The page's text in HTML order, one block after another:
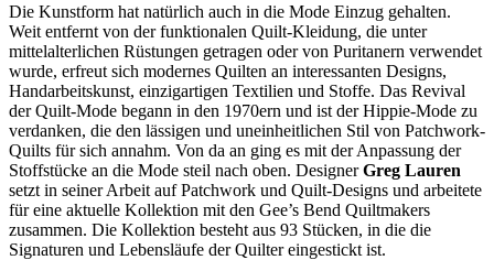
Die Kunstform hat natürlich auch in die Mode Einzug gehalten.
Weit entfernt von der funktionalen Quilt-Kleidung, die unter
mittelalterlichen Rüstungen getragen oder von Puritanern verwendet
wurde, erfreut sich modernes Quilten an interessanten Designs,
Handarbeitskunst, einzigartigen Textilien und Stoffe. Das Revival
der Quilt-Mode begann in den 1970ern und ist der Hippie-Mode zu
verdanken, die den lässigen und uneinheitlichen Stil von Patchwork-
Quilts für sich annahm. Von da an ging es mit der Anpassung der
Stoffstücke an die Mode steil nach oben. DesignerGreg Lauren
setzt in seiner Arbeit auf Patchwork und Quilt-Designs und arbeitete
für eine aktuelle Kollektion mit den Gee’s Bend Quiltmakers
zusammen. Die Kollektion besteht aus 93 Stücken, in die die
Signaturen und Lebensläufe der Quilter eingestickt ist.